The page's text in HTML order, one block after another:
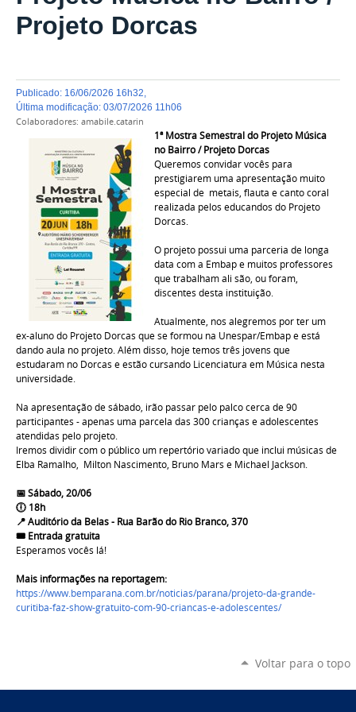
Projeto Dorcas
publicado: 16/06/2026 16h32
última modificação: 03/07/2026 11h06
Colaboradores: amabile.catarin
1ª Mostra Semestral do Projeto Música
no Bairro / Projeto Dorcas
Queremos convidar vocês para
prestigiarem uma apresentação muito
especial de metais, flauta e canto coral
realizada pelos educandos do Projeto
Dorcas.
O projeto possui uma parceria de longa
data com a Embap e muitos professores
que trabalham ali são, ou foram,
discentes desta instituição.
Atualmente, nos alegremos por ter um
ex-aluno do Projeto Dorcas que se formou na Unespar/Embap e está
dando aula no projeto. Além disso, hoje temos três jovens que
estudaram no Dorcas e estão cursando Licenciatura em Música nesta
universidade.
Na apresentação de sábado, irão passar pelo palco cerca de 90
participantes - apenas uma parcela das 300 crianças e adolescentes
atendidas pelo projeto.
Iremos dividir com o público um repertório variado que inclui músicas de
Elba Ramalho, Milton Nascimento, Bruno Mars e Michael Jackson.
📅 Sábado, 20/06
🕕 18h
📍 Auditório da Belas - Rua Barão do Rio Branco, 370
🎟️ Entrada gratuita
Esperamos vocês lá!
Mais informações na reportagem:
https://www.bemparana.com.br/noticias/parana/projeto-da-grande-
curitiba-faz-show-gratuito-com-90-criancas-e-adolescentes/
Voltar para o topo